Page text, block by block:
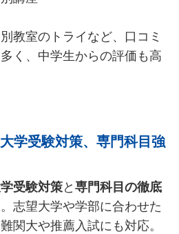
教室のトライなど、口コミ
く、中学生からの評価も高
学受験対策、専門科目強
受験対策と 専門科目の徹底
志望大学や学部に合わせた
関大や推薦入試にも対応。